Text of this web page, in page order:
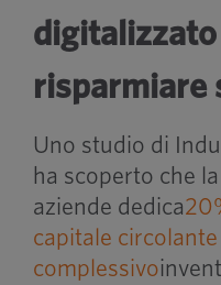
risparmiare
Uno studio di
ha scoperto che
aziende dedica
capitale circolante
complessivo